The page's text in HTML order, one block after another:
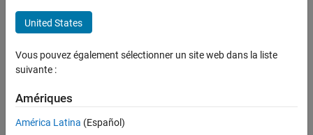
United States
Vous pouvez également sélectionner un site web dans la liste
suivante :
Amériques
América Latina (Español)